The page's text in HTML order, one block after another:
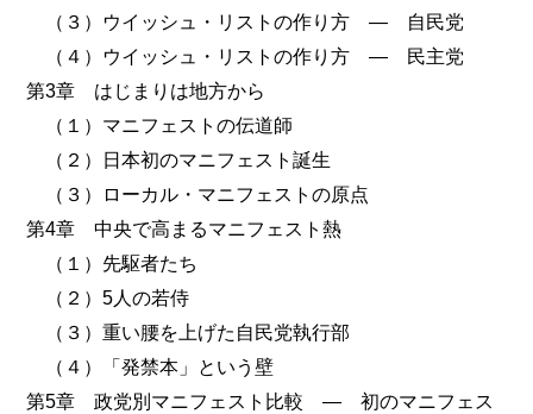
（３）ウイッシュ・リストの作り方 ― 自民党
（４）ウイッシュ・リストの作り方 ― 民主党
第3章 はじまりは地方から
（１）マニフェストの伝道師
（２）日本初のマニフェスト誕生
（３）ローカル・マニフェストの原点
第4章 中央で高まるマニフェスト熱
（１）先駆者たち
（２）5人の若侍
（３）重い腰を上げた自民党執行部
（４）「発禁本」という壁
第5章 政党別マニフェスト比較 ― 初のマニフェス